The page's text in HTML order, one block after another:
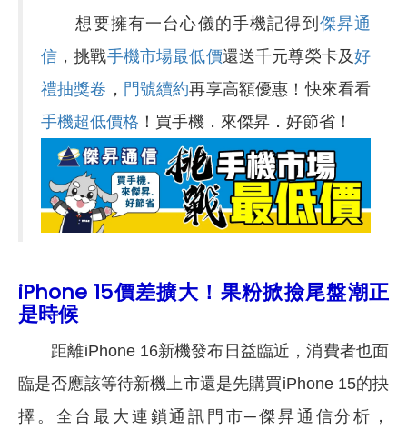
想要擁有一台心儀的手機記得到 傑昇通
信 ，挑戰手機市場最低價還送千元尊榮卡及好
禮抽獎卷 ， 門號續約再享高額優惠！快來看看
手機超低價格 ！買手機．來傑昇．好節省！
iPhone 15價差擴大！果粉掀撿尾盤潮正
是時候
距離iPhone 16新機發布日益臨近，消費者也面
臨是否應該等待新機上市還是先購買iPhone 15的抉
擇。全台最大連鎖通訊門市─傑昇通信分析，